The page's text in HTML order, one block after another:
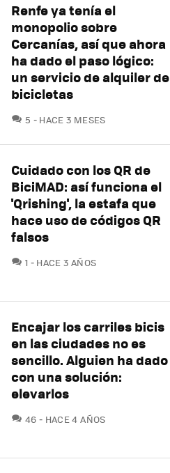
Renfe ya tenía el
monopolio sobre
Cercanías, así que ahora
ha dado el paso lógico:
un servicio de alquiler de
bicicletas
5 COMENTARIOS
HACE 3 MESES
Cuidado con los QR de
BiciMAD: así funciona el
'Qrishing', la estafa que
hace uso de códigos QR
falsos
1 COMENTARIOS
HACE 3 AÑOS
Encajar los carriles bicis
en las ciudades no es
sencillo. Alguien ha dado
con una solución:
elevarlos
46 COMENTARIOS
HACE 4 AÑOS